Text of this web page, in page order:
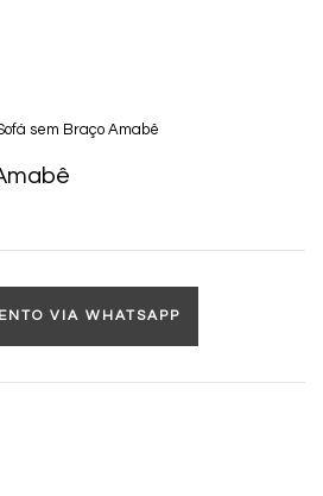
sem Braço Amabê
VIA WHATSAPP